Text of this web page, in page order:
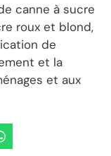
canne à sucre
roux et blond,
de
et la
et aux